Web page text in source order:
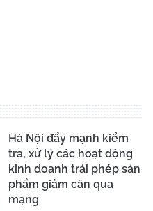
Hà Nội đẩy mạnh kiểm
tra, xử lý các hoạt động
kinh doanh trái phép sản
phẩm giảm cân qua
mạng